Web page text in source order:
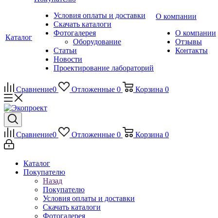
Каталог
Условия оплаты и доставки
Скачать каталоги
Фотогалерея
Оборудование
Статьи
Новости
Проектирование лабораторий
О компании
О компании
Отзывы
Контакты
Сравнение0 Отложенные 0 Корзина 0
Сравнение0 Отложенные 0 Корзина 0
Каталог
Покупателю
Назад
Покупателю
Условия оплаты и доставки
Скачать каталоги
Фотогалерея